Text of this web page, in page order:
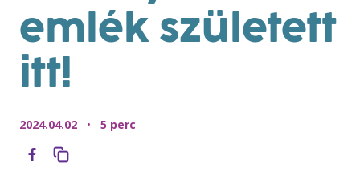
emlék született
itt!
2024.04.02 • 5 perc